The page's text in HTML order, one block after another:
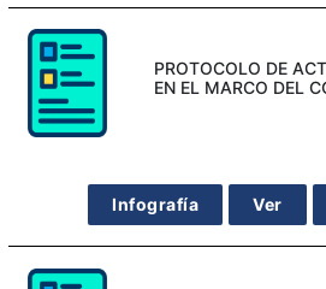
PROTOCOLO DE
EN EL MARCO DEL
Infografía Ver